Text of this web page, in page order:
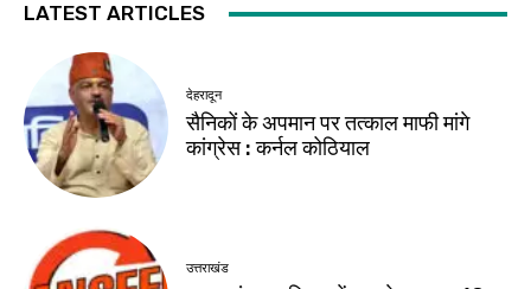
LATEST ARTICLES
देहरादून
सैनिकों के अपमान पर तत्काल माफी मांगे
कांग्रेस : कर्नल कोठियाल
उत्तराखंड